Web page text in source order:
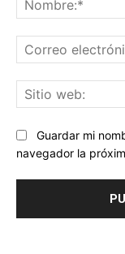
Guardar mi
navegador la